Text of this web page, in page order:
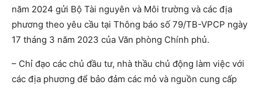
năm 2024 gửi Bộ Tài nguyên và Môi trường và các địa
phương theo yêu cầu tại Thông báo số 79/TB-VPCP ngày
17 tháng 3 năm 2023 của Văn phòng Chính phủ.
– Chỉ đạo các chủ đầu tư, nhà thầu chủ động làm việc với
các địa phương để bảo đảm các mỏ và nguồn cung cấp